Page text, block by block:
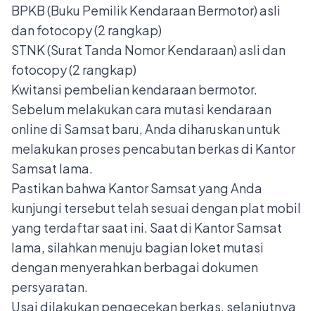
BPKB (Buku Pemilik Kendaraan Bermotor) asli
dan fotocopy (2 rangkap)
STNK (Surat Tanda Nomor Kendaraan) asli dan
fotocopy (2 rangkap)
Kwitansi pembelian kendaraan bermotor.
Sebelum melakukan cara mutasi kendaraan
online di Samsat baru, Anda diharuskan untuk
melakukan proses pencabutan berkas di Kantor
Samsat lama.
Pastikan bahwa Kantor Samsat yang Anda
kunjungi tersebut telah sesuai dengan plat mobil
yang terdaftar saat ini. Saat di Kantor Samsat
lama, silahkan menuju bagian loket mutasi
dengan menyerahkan berbagai dokumen
persyaratan.
Usai dilakukan pengecekan berkas, selanjutnya